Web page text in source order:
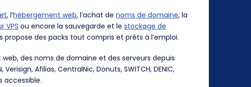
, l’hébergement web, l’achat de noms de domaine, la
VPS ou encore la sauvegarde et le stockage de
des packs tout compris et prêts à l’emploi.
des noms de domaine et des serveurs depuis
Verisign, Afilias, CentralNic, Donuts, SWITCH, DENIC,
accessible.